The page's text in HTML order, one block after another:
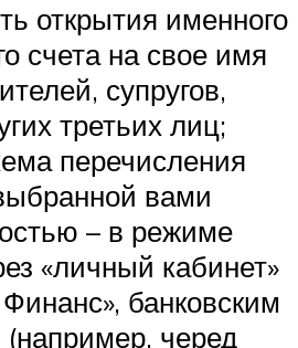
открытия именного
счета на свое имя
супругов,
третьих лиц;
перечисления
вами
– в режиме
«личный кабинет»
банковским
черед